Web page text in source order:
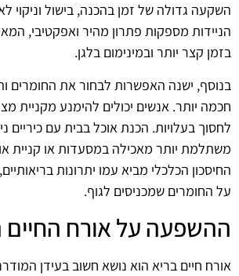
השקעה גדולה של זמן בהכנה, בישול וניקוי
הניידות מספקות פתרון מהיר ואפקטיבי,
בזמן קצר יותר ובמינימום בלגן.
בנוסף, ישנה האפשרות לבחור את החומרים
חכמה יותר. אנשים יכולים להימנע מקניית
לחסוך בעלויות. הכנת אוכל בבית עם כיריים
משתלמת יותר מאכילה במסעדות או קניית
החיסכון הכלכלי מביא עמו יתרונות
על החומרים שמכניסים לגוף.
ההשפעה על אורח החיים
אורח חיים בריא הוא נושא חשוב בעידן